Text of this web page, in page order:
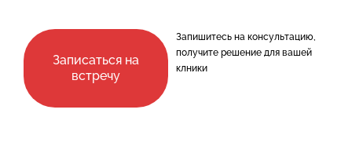
Записаться на
встречу
Запишитесь на консультацию,
получите решение для вашей
клники